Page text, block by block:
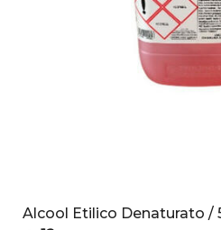
Alcool Etilico Denaturato /